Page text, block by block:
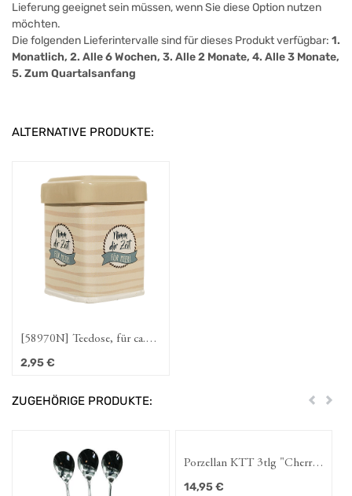
Lieferung geeignet sein müssen, wenn Sie diese Option nutzen
möchten.
Die folgenden Lieferintervalle sind für dieses Produkt verfügbar: 1.
Monatlich, 2. Alle 6 Wochen, 3. Alle 2 Monate, 4. Alle 3 Monate,
5. Zum Quartalsanfang
ALTERNATIVE PRODUKTE:
[58970N] Teedose, für ca.
50g Tee, "Nimm Dir Zeit",
2,95€
ZUGEHÖRIGE PRODUKTE: Zurück
Porzellan KTT 3tlg "Cherry
Blossom"
14,95€